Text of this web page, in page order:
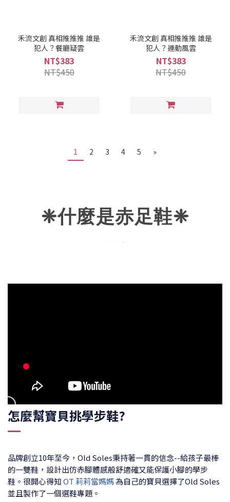
禾流文創 真相推推推 誰是
犯人？餐廳疑雲
NT$383
NT$450
禾流文創 真相推推推 誰是
犯人？運動風雲
NT$383
NT$450
1 2 3 4 5 »
❈什麼是赤足鞋❈
怎麼幫寶貝挑學步鞋?
品牌創立10年至今，Old Soles秉持著一貫的信念--給孩子最棒
的一雙鞋，設計出仿赤腳體感般舒適確又能保護小腳的學步
鞋。很開心得知OT 莉莉當媽媽為自己的寶貝選擇了Old Soles
並且製作了一個選鞋專題。